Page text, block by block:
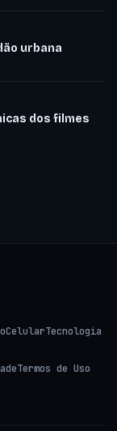
urbana
dos filmes
CelularTecnologia
Termos de Uso